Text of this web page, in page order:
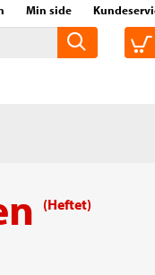
Min side
(Heftet)